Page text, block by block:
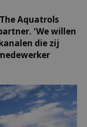
Aquatrols
'We willen
die zij